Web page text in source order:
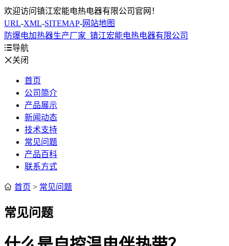
欢迎访问镇江宏能电热电器有限公司官网！
URL-XML-SITEMAP-网站地图
防爆电加热器生产厂家_镇江宏能电热电器有限公司
导航
关闭
首页
公司简介
产品展示
新闻动态
技术支持
常见问题
产品百科
联系方式
 首页 > 常见问题
常见问题